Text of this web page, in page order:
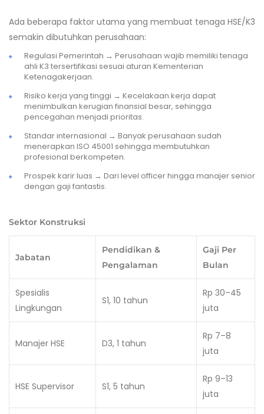
Ada beberapa faktor utama yang membuat tenaga HSE/K3
semakin dibutuhkan perusahaan:
Regulasi Pemerintah → Perusahaan wajib memiliki tenaga
ahli K3 tersertifikasi sesuai aturan Kementerian
Ketenagakerjaan.
Risiko kerja yang tinggi → Kecelakaan kerja dapat
menimbulkan kerugian finansial besar, sehingga
pencegahan menjadi prioritas.
Standar internasional → Banyak perusahaan sudah
menerapkan ISO 45001 sehingga membutuhkan
profesional berkompeten.
Prospek karir luas → Dari level officer hingga manajer senior
dengan gaji fantastis.
Sektor Konstruksi
Jabatan
Pendidikan &
Pengalaman
Gaji Per
Bulan
Spesialis
Lingkungan
S1, 10 tahun
Rp 30–45
juta
Manajer HSE D3, 1 tahun
Rp 7–8
juta
HSE Supervisor S1, 5 tahun
Rp 9–13
juta